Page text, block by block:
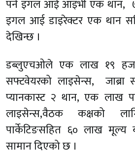
पर्ने इगल आई आइभी एक थान,
इगल आई डाइरेक्टर एक थान
देखिन्छ ।
डब्लुएचओले एक लाख १९
सफ्टवेयरको लाइसेन्स, जाब्रा
प्यानकास्ट २ थान, एक लाख
लाइसेन्स,वैठक कक्षको
पार्केटिङसहित ६० लाख मूल्य
सामान दिएको छ ।